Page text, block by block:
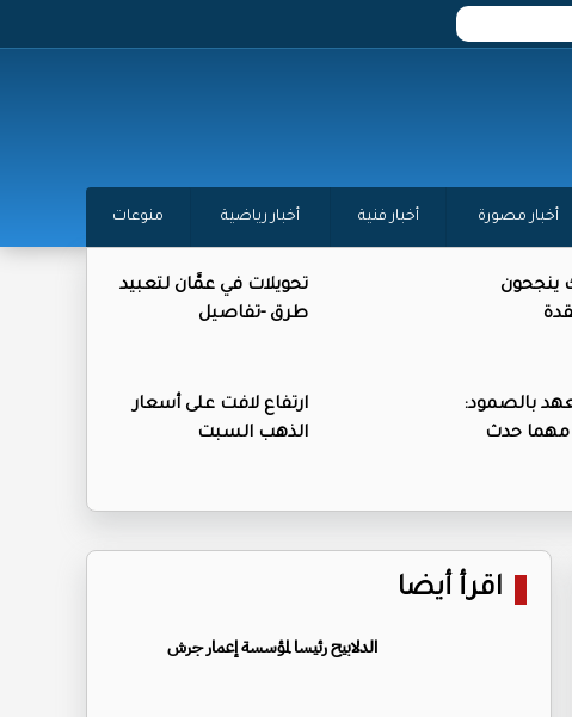
أخبار مصورة أخبار فنية أخبار رياضية منوعات
ينجحون
تحويلات في عمَّان لتعبيد
طرق -تفاصيل
بالصمود:
مهما حدث
ارتفاع لافت على أسعار
الذهب السبت
اقرأ أيضا
الدلابيح رئيسا لمؤسسة إعمار جرش